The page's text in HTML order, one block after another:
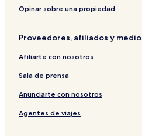
Opinar sobre una propiedad
Proveedores, afiliados y
Afiliarte con nosotros
Sala de prensa
Anunciarte con nosotros
Agentes de viajes